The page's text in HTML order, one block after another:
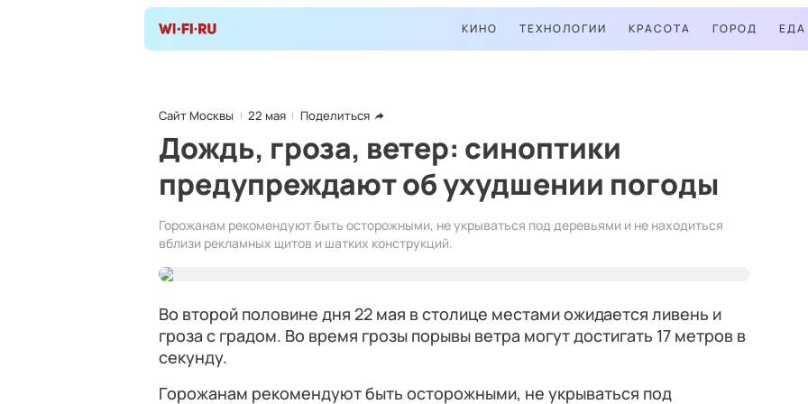
КИНО ТЕХНОЛОГИИ КРАСОТА ГОРОД ЕДА
Сайт Москвы 22 мая Поделиться
Дождь, гроза, ветер: синоптики
предупреждают об ухудшении погоды
Горожанам рекомендуют быть осторожными, не укрываться под деревьями и не находиться
вблизи рекламных щитов и шатких конструкций.
Во второй половине дня 22 мая в столице местами ожидается ливень и
гроза с градом. Во время грозы порывы ветра могут достигать 17 метров в
секунду.
Горожанам рекомендуют быть осторожными, не укрываться под